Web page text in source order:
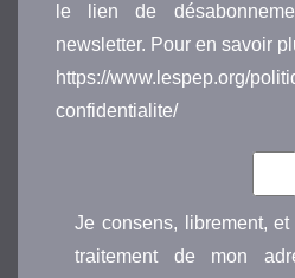
le lien de
newsletter. Pour en savoir
https://www.lespep.org/
confidentialite/
Je consens, librement,
traitement de mon